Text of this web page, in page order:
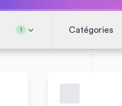
1 Catégories